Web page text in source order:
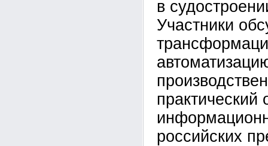
в
Участники
практический
российских